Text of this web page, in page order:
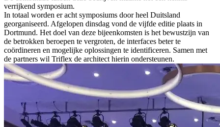
verrijkend symposium.
In totaal worden er acht symposiums door heel Duitsland
georganiseerd. Afgelopen dinsdag vond de vijfde editie plaats in
Dortmund. Het doel van deze bijeenkomsten is het bewustzijn van
de betrokken beroepen te vergroten, de interfaces beter te
coördineren en mogelijke oplossingen te identificeren. Samen met
de partners wil Triflex de architect hierin ondersteunen.